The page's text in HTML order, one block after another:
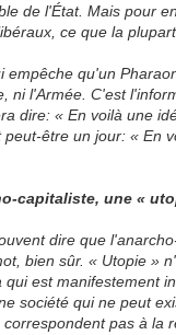
de l'État. Mais pour
ce que la
qu'un Pharaon
ni l'Armée. C'est
dire: « En voilà une
peut-être un jour: « En
capitaliste, une «
dire que l'anarcho-
bien sûr. « Utopie »
qui est manifestement
société qui ne peut
pas à la